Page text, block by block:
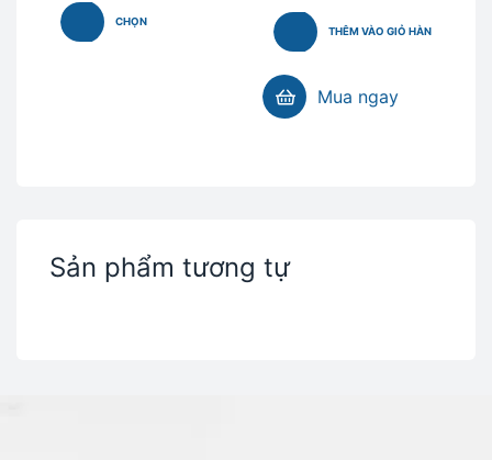
CHỌN
sao
THÊM VÀO GIỎ HÀNG
Mua ngay
Sản phẩm tương tự